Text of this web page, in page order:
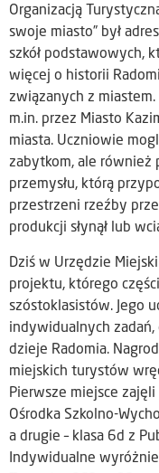
Organizacją
swoje miasto” był
szkół podstawowych,
więcej o historii
związanych z miastem.
m.in. przez Miasto
miasta. Uczniowie
zabytkom, ale również
przemysłu, którą
przestrzeni rzeźby
produkcji słynął lub
Dziś w Urzędzie
projektu, którego
szóstoklasistów. Jego
indywidualnych zadań,
dzieje Radomia.
miejskich turystów
Pierwsze miejsce
Ośrodka Szkolno-
a drugie – klasa 6d z
Indywidualne